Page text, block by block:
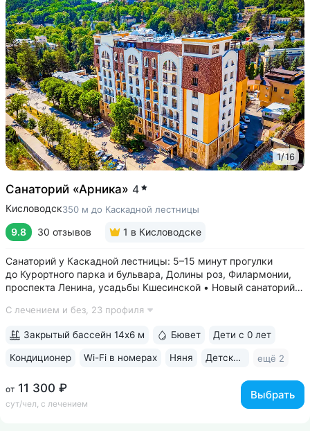
1/16
Санаторий «Арника» 4
Кисловодск350 м до Каскадной лестницы
9.8 30 отзывов 1 в Кисловодске
Санаторий у Каскадной лестницы: 5–15 минут прогулки
до Курортного парка и бульвара, Долины роз, Филармонии,
проспекта Ленина, усадьбы Кшесинской • Новый санаторий,
положительные. Многие гости отмечают, что санаторий
С лечением и без, 23 профиля
от 11 300 ₽
сут/чел, с лечением
Выбрать
Закрытый бассейн 14х6 м Бювет Дети с 0 лет
Кондиционер Wi-Fi в номерах Няня Детская комната ещё 2